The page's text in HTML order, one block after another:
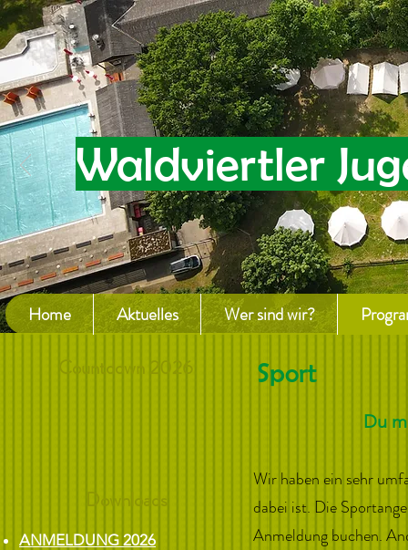
Waldviertler
Home Aktuelles Wer sind wir?
Sport
Du
Wir haben ein sehr
dabei ist. Die
Anmeldung buchen.
Downloads
ANMELDUNG 2026
Countdown 2026